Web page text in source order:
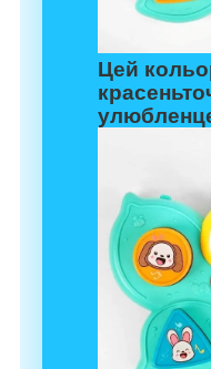
Цей